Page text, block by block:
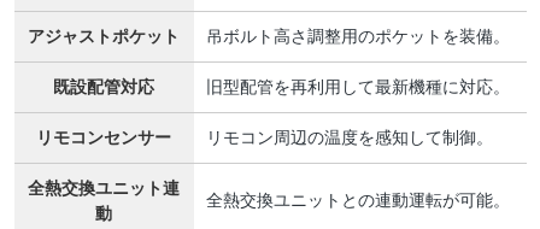
アジャストポケット 吊ボルト高さ調整用のポケットを装備。
既設配管対応 旧型配管を再利用して最新機種に対応。
リモコンセンサー リモコン周辺の温度を感知して制御。
全熱交換ユニット連
動
全熱交換ユニットとの連動運転が可能。